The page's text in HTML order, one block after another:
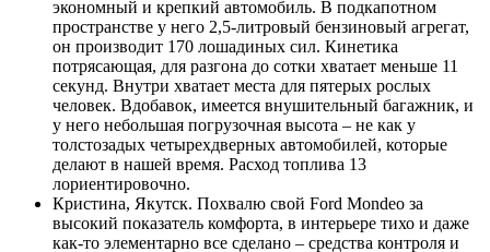
экономный и крепкий автомобиль. В подкапотном
пространстве у него 2,5-литровый бензиновый агрегат,
он производит 170 лошадиных сил. Кинетика
потрясающая, для разгона до сотки хватает меньше 11
секунд. Внутри хватает места для пятерых рослых
человек. Вдобавок, имеется внушительный багажник, и
у него небольшая погрузочная высота – не как у
толстозадых четырехдверных автомобилей, которые
делают в нашей время. Расход топлива 13
лориентировочно.
Кристина, Якутск. Похвалю свой Ford Mondeo за
высокий показатель комфорта, в интерьере тихо и даже
как-то элементарно все сделано – средства контроля и